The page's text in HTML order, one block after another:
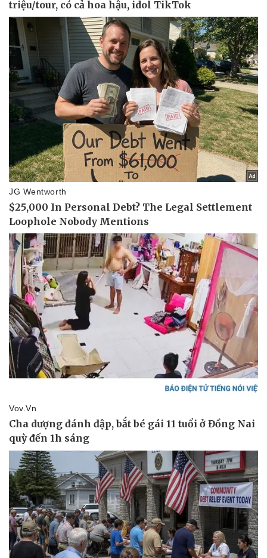
Doanh nghiệp
Thông tin doanh nghiệp
Doanh nghiệp 24h
Doanh nhân
Vì cộng đồng
Công nghệ
Sành điệu
Tin Công nghệ
Trải nghiệm
Chuyển đổi số
Sức khỏe
Dinh dưỡng - món ngon
Cây thuốc
Sản phụ khoa
Đời sống
Nhà đẹp
Blog
Tình yêu - Gia đình